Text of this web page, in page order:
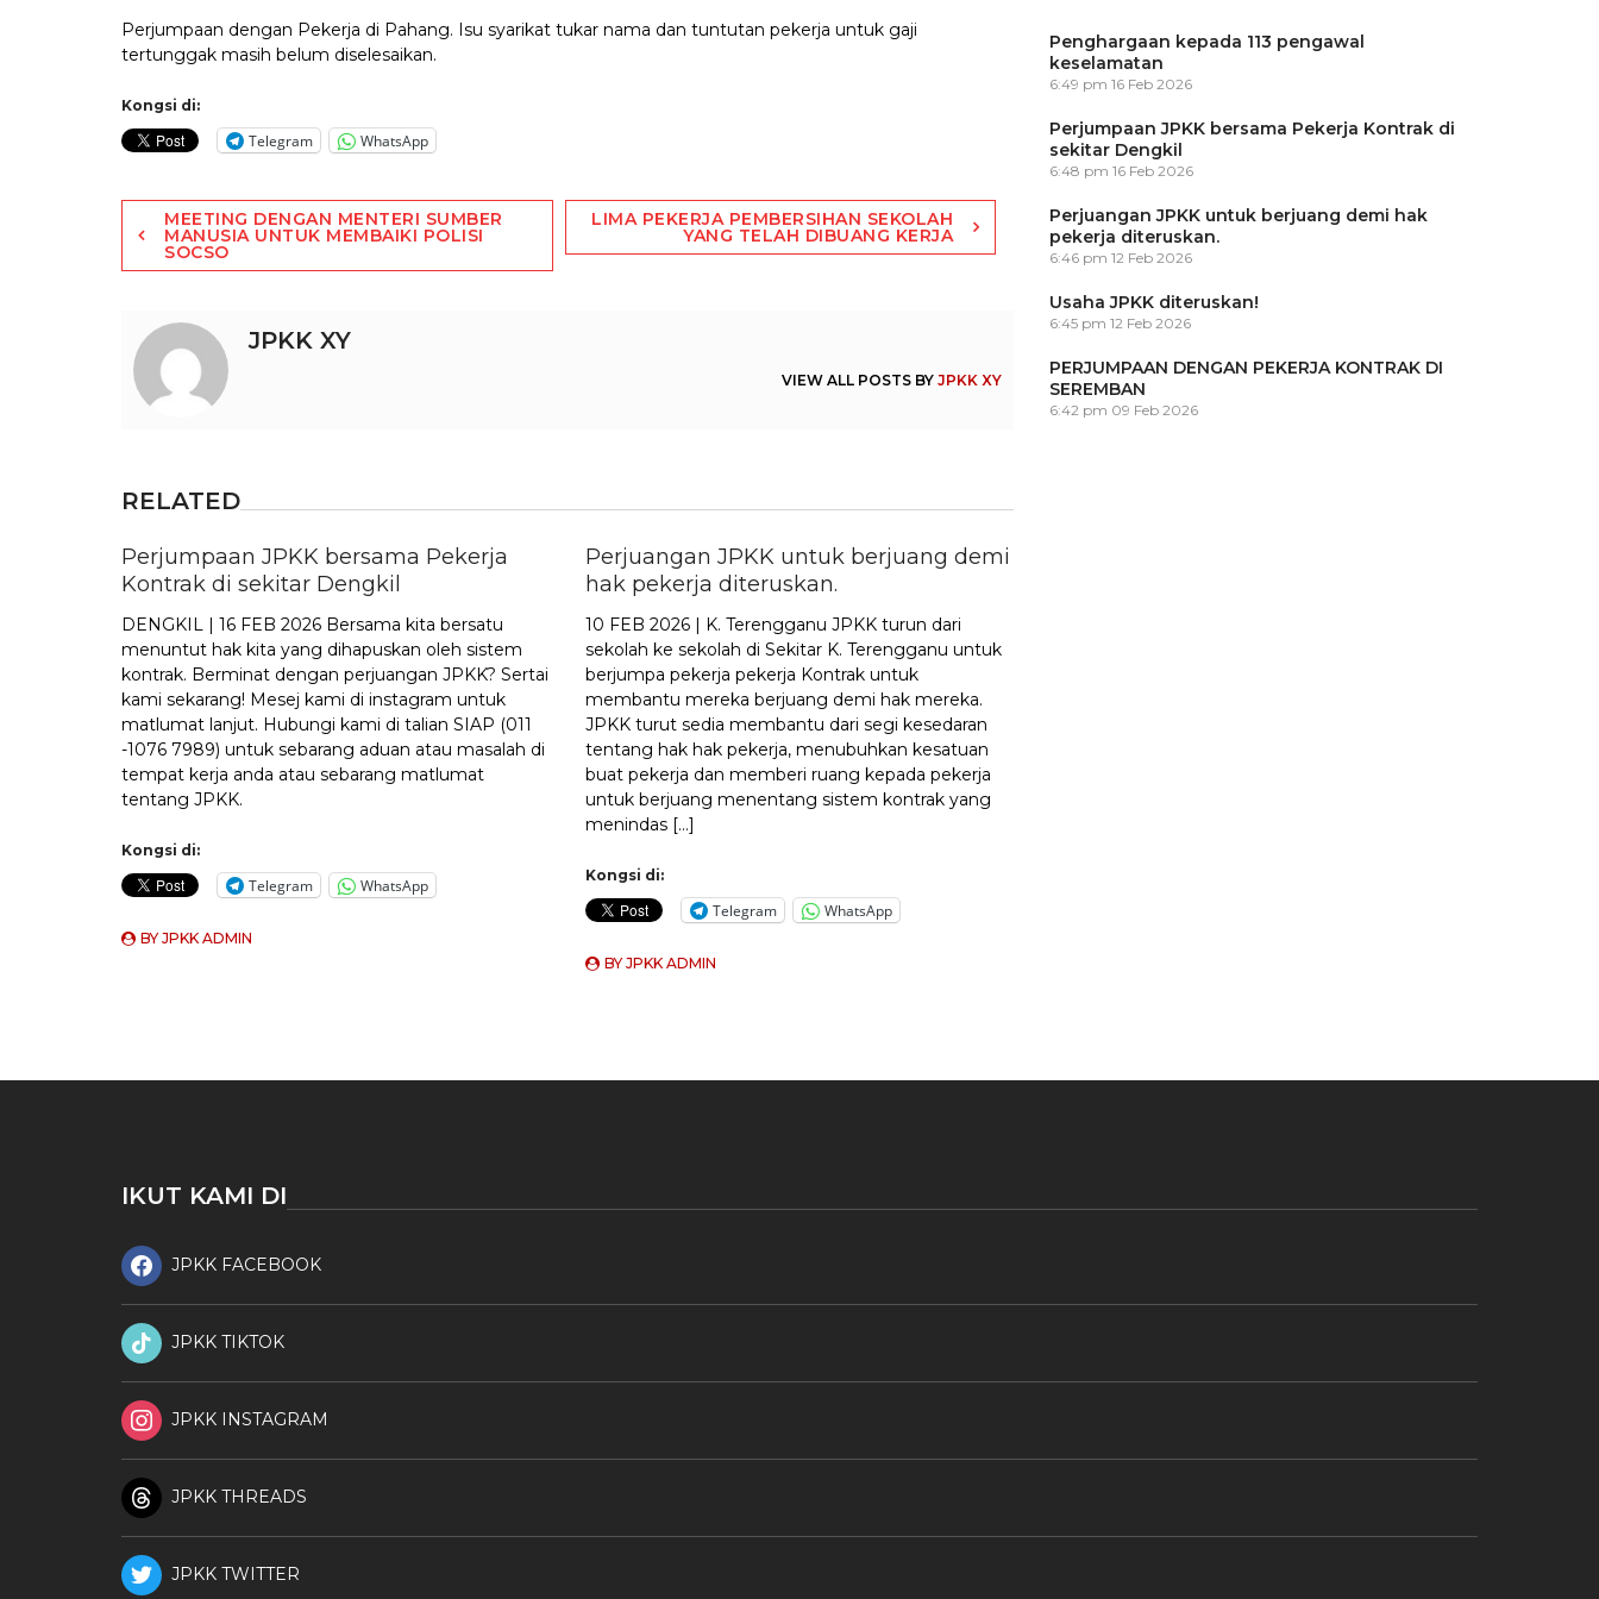
Perjumpaan dengan Pekerja di Pahang. Isu syarikat tukar nama dan tuntutan pekerja untuk gaji
tertunggak masih belum diselesaikan.
Kongsi di:
Telegram WhatsApp
Post
navigation
MEETING DENGAN MENTERI SUMBER
MANUSIA UNTUK MEMBAIKI POLISI
SOCSO
LIMA PEKERJA PEMBERSIHAN SEKOLAH
YANG TELAH DIBUANG KERJA
JPKK XY
VIEW ALL POSTS BYJPKK XY
RELATED
Perjumpaan JPKK bersama Pekerja
Kontrak di sekitar Dengkil
DENGKIL | 16 FEB 2026 Bersama kita bersatu
menuntut hak kita yang dihapuskan oleh sistem
kontrak. Berminat dengan perjuangan JPKK? Sertai
kami sekarang! Mesej kami di instagram untuk
matlumat lanjut. Hubungi kami di talian SIAP (011
-1076 7989) untuk sebarang aduan atau masalah di
tempat kerja anda atau sebarang matlumat
tentang JPKK.
Kongsi di:
Telegram WhatsApp
BYJPKK ADMIN
Perjuangan JPKK untuk berjuang demi
hak pekerja diteruskan.
10 FEB 2026 | K. Terengganu JPKK turun dari
sekolah ke sekolah di Sekitar K. Terengganu untuk
berjumpa pekerja pekerja Kontrak untuk
membantu mereka berjuang demi hak mereka.
JPKK turut sedia membantu dari segi kesedaran
tentang hak hak pekerja, menubuhkan kesatuan
buat pekerja dan memberi ruang kepada pekerja
untuk berjuang menentang sistem kontrak yang
menindas […]
Kongsi di:
Telegram WhatsApp
BYJPKK ADMIN
Penghargaan kepada 113 pengawal
keselamatan
6:49 pm 16 Feb 2026
Perjumpaan JPKK bersama Pekerja Kontrak di
sekitar Dengkil
6:48 pm 16 Feb 2026
Perjuangan JPKK untuk berjuang demi hak
pekerja diteruskan.
6:46 pm 12 Feb 2026
Usaha JPKK diteruskan!
6:45 pm 12 Feb 2026
PERJUMPAAN DENGAN PEKERJA KONTRAK DI
SEREMBAN
6:42 pm 09 Feb 2026
IKUT KAMI DI
JPKK FACEBOOK
JPKK TIKTOK
JPKK INSTAGRAM
JPKK THREADS
JPKK TWITTER